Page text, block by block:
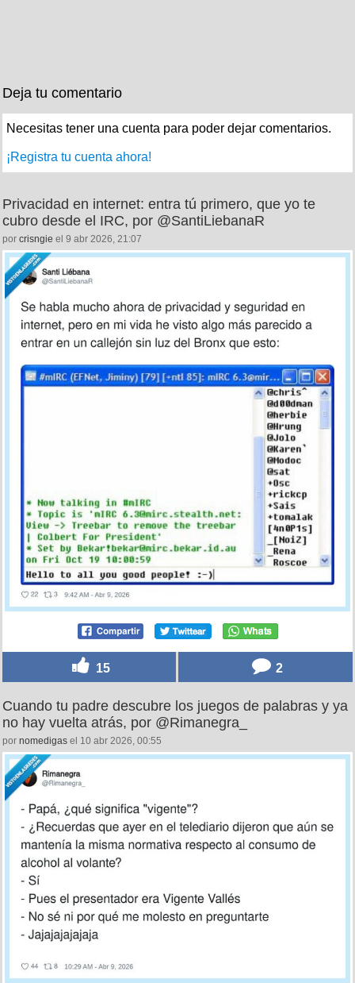
Deja tu comentario
Necesitas tener una cuenta para poder dejar comentarios.
¡Registra tu cuenta ahora!
Privacidad en internet: entra tú primero, que yo te
cubro desde el IRC, por @SantiLiebanaR
por crisngie el 9 abr 2026, 21:07
15 2
Cuando tu padre descubre los juegos de palabras y ya
no hay vuelta atrás, por @Rimanegra_
por nomedigas el 10 abr 2026, 00:55